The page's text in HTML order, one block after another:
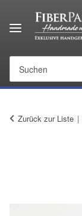
Zurück zur Liste